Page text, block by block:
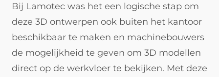
Bij Lamotec was het een logische stap om
deze 3D ontwerpen ook buiten het kantoor
beschikbaar te maken en machinebouwers
de mogelijkheid te geven om 3D modellen
direct op de werkvloer te bekijken. Met deze